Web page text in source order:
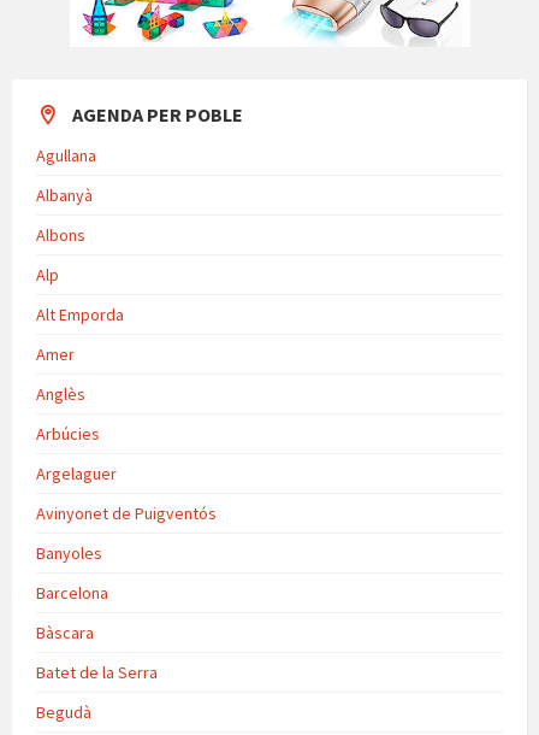
AGENDA PER POBLE
Agullana
Albanyà
Albons
Alp
Alt Emporda
Amer
Anglès
Arbúcies
Argelaguer
Avinyonet de Puigventós
Banyoles
Barcelona
Bàscara
Batet de la Serra
Begudà